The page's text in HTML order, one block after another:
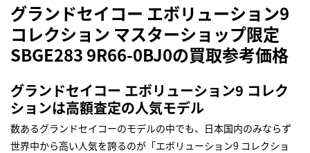
グランドセイコー エボリューション9
コレクション マスターショップ限定
SBGE283 9R66-0BJ0の買取参考価格
グランドセイコー エボリューション9 コレク
ションは高額査定の人気モデル
数あるグランドセイコーのモデルの中でも、日本国内のみならず
世界中から高い人気を誇るのが「エボリューション9 コレクショ